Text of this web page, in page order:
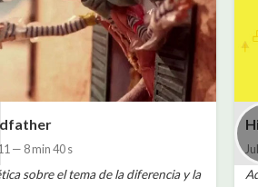
— 8 min 40 s
sobre el tema de la diferencia y la